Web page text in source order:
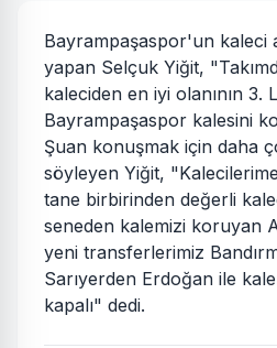
Bayrampaşaspor'un
yapan Selçuk Yiğit,
kaleciden en iyi olanının 3.
Bayrampaşaspor kalesini
Şuan konuşmak için daha
söyleyen Yiğit,
tane birbirinden değerli
seneden kalemizi koruyan
yeni transferlerimiz
Sarıyerden Erdoğan ile
kapalı" dedi.